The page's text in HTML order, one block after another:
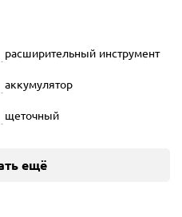
расширительный инструмент
аккумулятор
щеточный
ещё